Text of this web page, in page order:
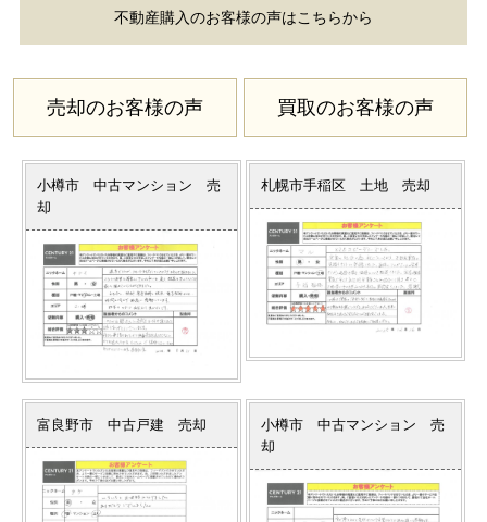
早く
売りたい
高く
売りたい
秘密に
売りたい
スタッフ紹介 会社概要
来店予約 お問い合わせ
不動産購入のお客様の声はこちらから
売却のお客様の声 買取のお客様の声
小樽市 中古マンション 売
却
札幌市手稲区 土地 売却
富良野市 中古戸建 売却
小樽市 中古マンション 売
却